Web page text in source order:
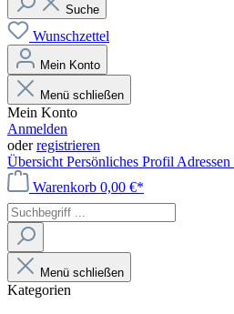
Suche
Wunschzettel
Mein Konto
Menü schließen
Mein Konto
Anmelden
oderregistrieren
Übersicht Persönliches Profil Adressen
Warenkorb 0,00 €*
Menü schließen
Kategorien